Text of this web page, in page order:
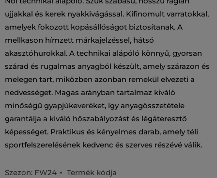
ujjakkal és kerek nyakkivágással. Kifinomult varratokkal,
amelyek fokozott kopásállóságot biztosítanak. A
mellkason hímzett márkajelzéssel, hátsó
akasztóhurokkal. A technikai alápóló könnyű, gyorsan
szárad és rugalmas anyagból készült, amely szárazon és
melegen tart, miközben azonban remekül elvezeti a
nedvességet. Magas arányban tartalmaz kiváló
minőségű gyapjúkeveréket, így anyagösszetétele
garantálja a kiváló hőszabályozást és légáteresztő
képességet. Praktikus és kényelmes darab, amely téli
sportfelszerelésének kedvenc és szerves részévé válik.
Szezon: FW24
Termék kódja